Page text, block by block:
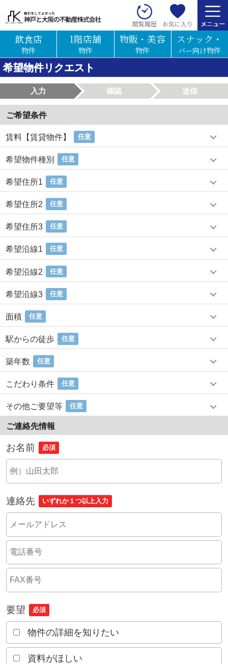
閲覧履歴 お気に入り
飲食店
物件
1階店舗
物件
物販・美容
物件
スナック・
バー向け物件
希望物件リクエスト
入力 確認 送信
ご希望条件
賃料【賃貸物件】 任意
希望物件種別 任意
希望住所1 任意
希望住所2 任意
希望住所3 任意
希望沿線1 任意
希望沿線2 任意
希望沿線3 任意
面積 任意
駅からの徒歩 任意
築年数 任意
こだわり条件 任意
その他ご要望等 任意
ご連絡先情報
お名前 必須
連絡先 いずれか１つ以上入力
要望 必須
物件の詳細を知りたい
資料がほしい